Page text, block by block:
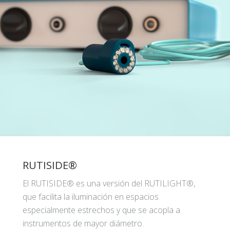
RUTISIDE®
El RUTISIDE® es una versión del RUTILIGHT®,
que facilita la iluminación en espacios
especialmente estrechos y que se acopla a
instrumentos de mayor diámetro.